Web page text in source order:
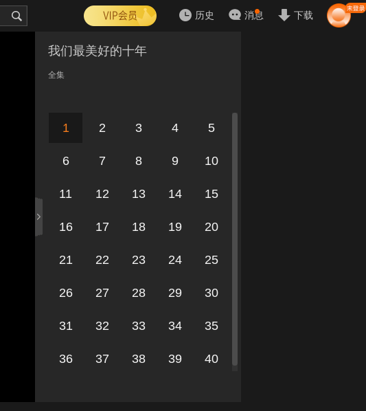
历史 消息 下载
我们最美好的十年
全集
1 2 3 4 5
6 7 8 9 10
11 12 13 14 15
16 17 18 19 20
21 22 23 24 25
26 27 28 29 30
31 32 33 34 35
36 37 38 39 40